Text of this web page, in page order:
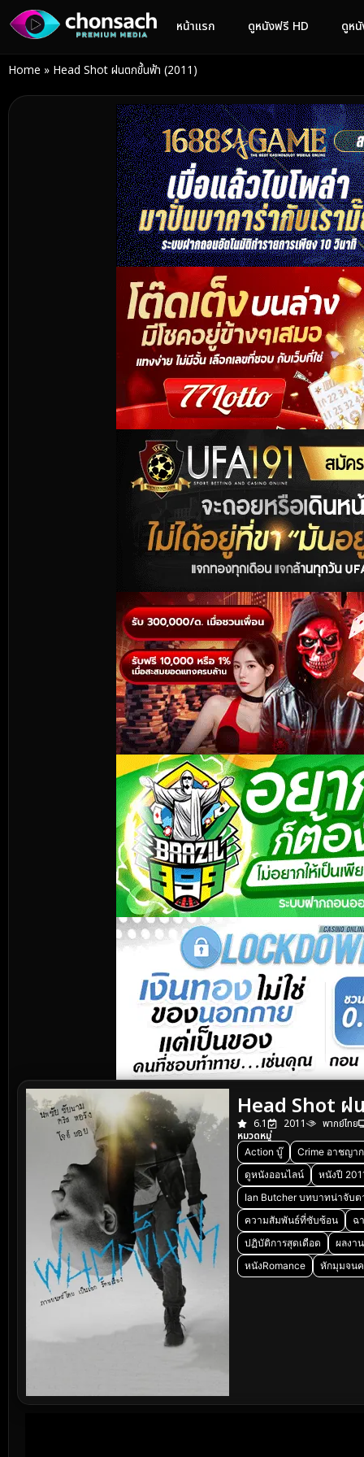
หน้าแรก ดูหนังฟรี HD ดูห
Home » Head Shot ฝนตกขึ้นฟ้า (2011)
Head Shot ฝ
6.1 2011
พากย์ไทย
หมวดหมู่
Action บู๊
Crime อาชญา
ดูหนังออนไลน์
หนังปี
Ian Butcher บทบาทน่าจับต
ความสัมพันธ์ที่ซับซ้อน
ฉ
ปฏิบัติการสุดเดือด
ผลงา
หนังRomance
หักมุมจน